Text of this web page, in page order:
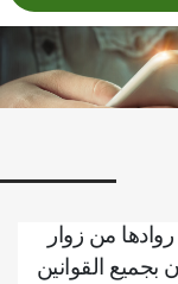
من زوار
القوانين